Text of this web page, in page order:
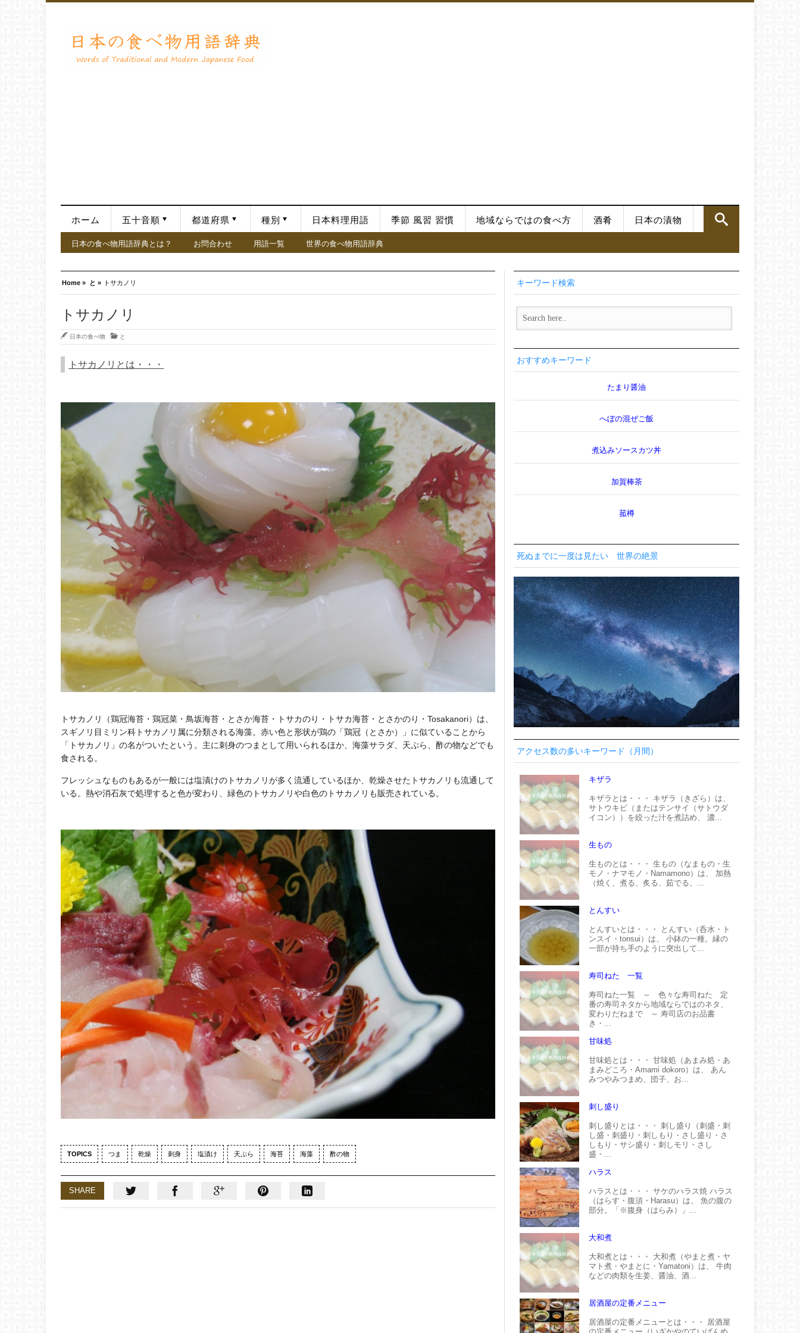
ホーム 五十音順 都道府県 種別 日本料理用語 季節 風習 習慣 地域ならではの食べ方 酒肴 日本の漬物
日本の食べ物用語辞典とは？ お問合わせ 用語一覧 世界の食べ物用語辞典
Home » と » トサカノリ
トサカノリ
日本の食べ物 と
トサカノリとは・・・
トサカノリ（鶏冠海苔・鶏冠菜・鳥坂海苔・とさか海苔・トサカのり・トサカ海苔・とさかのり・Tosakanori）は、
スギノリ目ミリン科トサカノリ属に分類される海藻。赤い色と形状が鶏の「鶏冠（とさか）」に似ていることから
「トサカノリ」の名がついたという。主に刺身のつまとして用いられるほか、海藻サラダ、天ぷら、酢の物などでも
食される。
フレッシュなものもあるが一般には塩漬けのトサカノリが多く流通しているほか、乾燥させたトサカノリも流通して
いる。熱や消石灰で処理すると色が変わり、緑色のトサカノリや白色のトサカノリも販売されている。
TOPICS つま 乾燥 刺身 塩漬け 天ぷら 海苔 海藻 酢の物
SHARE
キーワード検索
おすすめキーワード
たまり醤油
へぼの混ぜご飯
煮込みソースカツ丼
加賀棒茶
菰樽
死ぬまでに一度は見たい 世界の絶景
アクセス数の多いキーワード（月間）
キザラ
キザラとは・・・ キザラ（きざら）は、
サトウキビ（またはテンサイ（サトウダ
イコン））を絞った汁を煮詰め、 濃...
生もの
生ものとは・・・ 生もの（なまもの・生
モノ・ナマモノ・Namamono）は、 加熱
（焼く、煮る、炙る、茹でる、...
とんすい
とんすいとは・・・ とんすい（呑水・ト
ンスイ・tonsui）は、 小鉢の一種。縁の
一部が持ち手のように突出して...
寿司ねた 一覧
寿司ねた一覧 ～ 色々な寿司ねた 定
番の寿司ネタから地域ならではのネタ、
変わりだねまで ～ 寿司店のお品書
き・...
甘味処
甘味処とは・・・ 甘味処（あまみ処・あ
まみどころ・Amami dokoro）は、 あん
みつやみつまめ、団子、お...
刺し盛り
刺し盛りとは・・・ 刺し盛り（刺盛・刺
し盛・刺盛り・刺しもり・さし盛り・さ
しもり・サシ盛り・刺しモリ・さし
盛・...
ハラス
ハラスとは・・・ サケのハラス焼 ハラス
（はらす・腹須・Harasu）は、 魚の腹の
部分。「※腹身（はらみ）」...
大和煮
大和煮とは・・・ 大和煮（やまと煮・ヤ
マト煮・やまとに・Yamatoni）は、 牛肉
などの肉類を生姜、醤油、酒...
居酒屋の定番メニュー
居酒屋の定番メニューとは・・・ 居酒屋
の定番メニュー（いざかやのていばんめ